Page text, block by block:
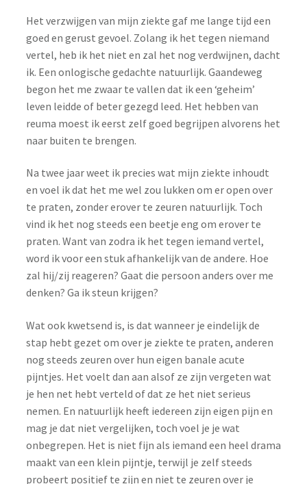
Het verzwijgen van mijn ziekte gaf me lange tijd een
goed en gerust gevoel. Zolang ik het tegen niemand
vertel, heb ik het niet en zal het nog verdwijnen, dacht
ik. Een onlogische gedachte natuurlijk. Gaandeweg
begon het me zwaar te vallen dat ik een ‘geheim’
leven leidde of beter gezegd leed. Het hebben van
reuma moest ik eerst zelf goed begrijpen alvorens het
naar buiten te brengen.
Na twee jaar weet ik precies wat mijn ziekte inhoudt
en voel ik dat het me wel zou lukken om er open over
te praten, zonder erover te zeuren natuurlijk. Toch
vind ik het nog steeds een beetje eng om erover te
praten. Want van zodra ik het tegen iemand vertel,
word ik voor een stuk afhankelijk van de andere. Hoe
zal hij/zij reageren? Gaat die persoon anders over me
denken? Ga ik steun krijgen?
Wat ook kwetsend is, is dat wanneer je eindelijk de
stap hebt gezet om over je ziekte te praten, anderen
nog steeds zeuren over hun eigen banale acute
pijntjes. Het voelt dan aan alsof ze zijn vergeten wat
je hen net hebt verteld of dat ze het niet serieus
nemen. En natuurlijk heeft iedereen zijn eigen pijn en
mag je dat niet vergelijken, toch voel je je wat
onbegrepen. Het is niet fijn als iemand een heel drama
maakt van een klein pijntje, terwijl je zelf steeds
probeert positief te zijn en niet te zeuren over je